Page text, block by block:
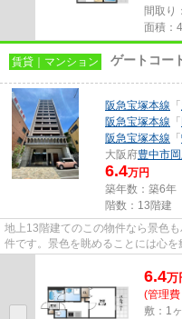
間取り
面積：
賃貸｜マンション ゲートコー
阪急宝塚本線 「
阪急宝塚本線 「
阪急宝塚本線 「
大阪府豊中市
6.4万円
築年数：築6年
階数：13階建
地上13階建てのこの物件なら景色
件です。景色を眺めることには心
6.4万
(管理
敷：1